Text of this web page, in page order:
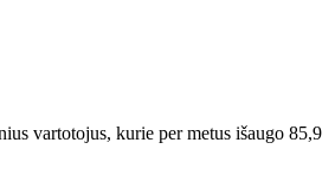
vartotojus, kurie per metus išaugo 85,9